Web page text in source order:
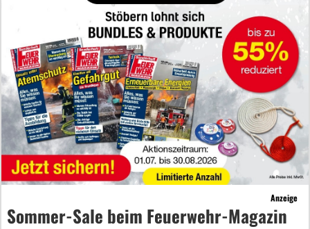
Anzeige
Sommer-Sale beim Feuerwehr-Magazin